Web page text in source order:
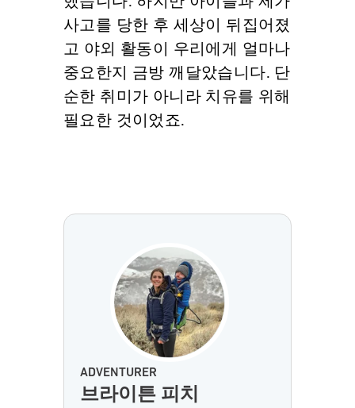
사고를 당한 후 세상이 뒤집어졌
고 야외 활동이 우리에게 얼마나
중요한지 금방 깨달았습니다. 단
순한 취미가 아니라 치유를 위해
필요한 것이었죠.
ADVENTURER
브라이튼 피치